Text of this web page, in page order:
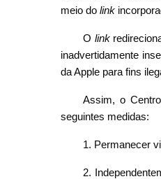
meio do link
O link
inadvertidamente
da Apple para fins
Assim, o
seguintes medidas:
1. Permanecer
2.